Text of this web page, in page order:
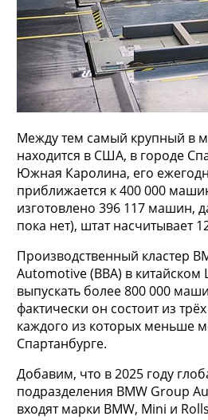
Между тем самый крупный в
находится в США, в городе
Южная Каролина, его
приближается к 400 000
изготовлено 396 117 машин,
пока нет), штат насчитывает
Производственный кластер
Automotive (BBA) в
выпускать более 800 000
фактически он состоит из
каждого из которых меньше
Спартанбурге.
Добавим, что в 2025 году
подразделения BMW Group
входят марки BMW, Mini и